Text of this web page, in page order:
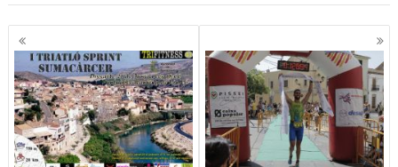
Navegación
de
entradas